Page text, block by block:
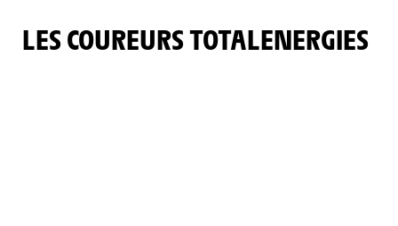
LES COUREURS TOTALENERGIES